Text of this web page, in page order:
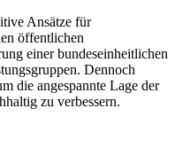
Ansätze für
öffentlichen
einer bundeseinheitlichen
Dennoch
die angespannte Lage der
zu verbessern.